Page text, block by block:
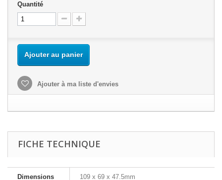
Quantité
Ajouter au panier
Ajouter à ma liste d'envies
FICHE TECHNIQUE
Dimensions 109 x 69 x 47.5mm